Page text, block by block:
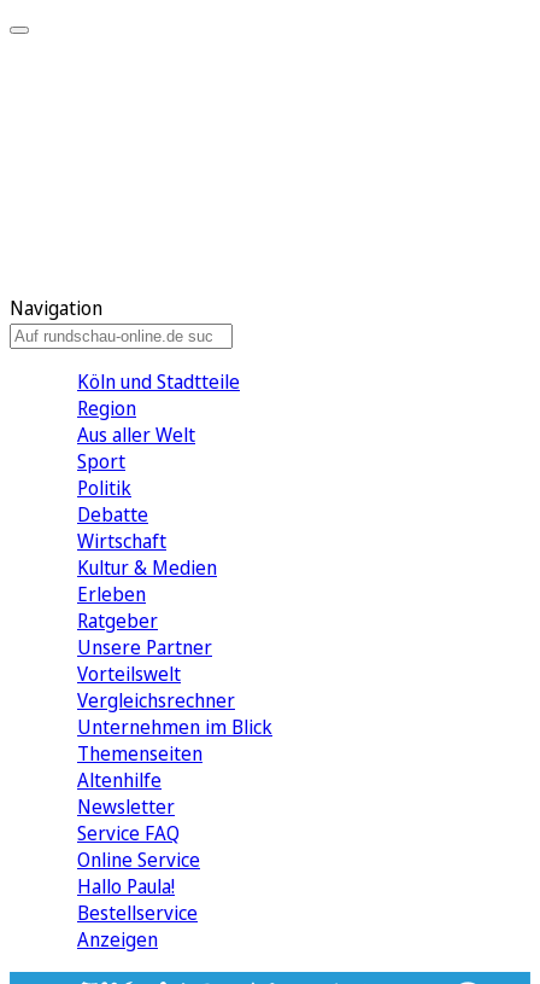
Navigation
Köln und Stadtteile
Region
Aus aller Welt
Sport
Politik
Debatte
Wirtschaft
Kultur & Medien
Erleben
Ratgeber
Unsere Partner
Vorteilswelt
Vergleichsrechner
Unternehmen im Blick
Themenseiten
Altenhilfe
Newsletter
Service FAQ
Online Service
Hallo Paula!
Bestellservice
Anzeigen